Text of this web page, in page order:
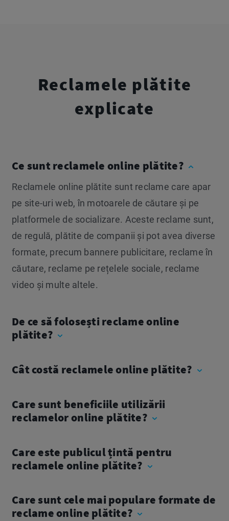
Reclamele plătite
explicate
Ce sunt reclamele online plătite?
Reclamele online plătite sunt reclame care apar
pe site-uri web, în motoarele de căutare și pe
platformele de socializare. Aceste reclame sunt,
de regulă, plătite de companii și pot avea diverse
formate, precum bannere publicitare, reclame în
căutare, reclame pe rețelele sociale, reclame
video și multe altele.
De ce să folosești reclame online
plătite?
Cât costă reclamele online plătite?
Care sunt beneficiile utilizării
reclamelor online plătite?
Care este publicul țintă pentru
reclamele online plătite?
Care sunt cele mai populare formate de
reclame online plătite?